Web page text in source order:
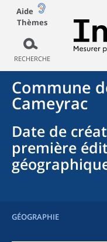
Aide
Thèmes
RECHERCHE
Commune
Cameyrac
Date de
première
GÉOGRAPHIE